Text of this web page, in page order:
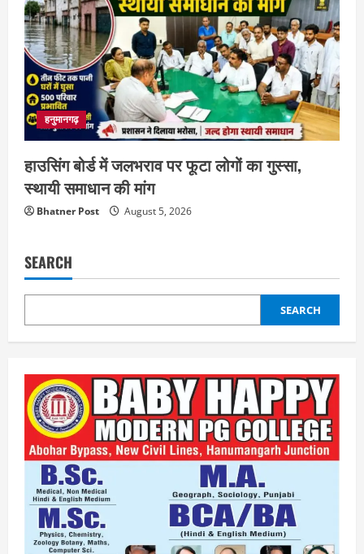
हनुमानगढ़
हाउसिंग बोर्ड में जलभराव पर फूटा लोगों का गुस्सा,
स्थायी समाधान की मांग
Bhatner Post August 5, 2026
SEARCH
SEARCH